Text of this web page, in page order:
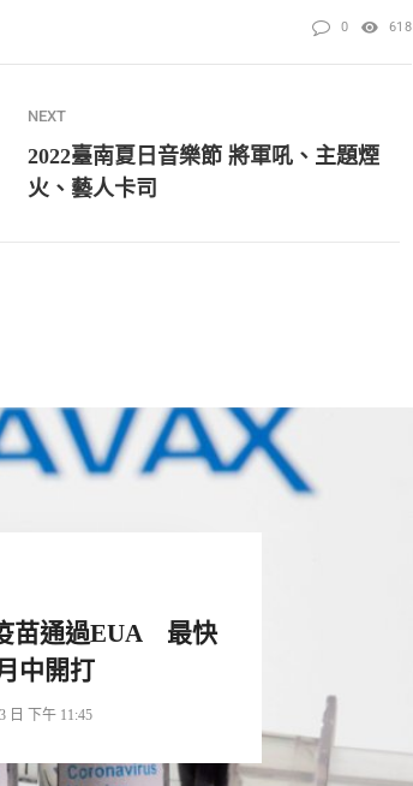
0 618
NEXT
2022臺南夏日音樂節 將軍吼、主題煙
火、藝人卡司
苗通過EUA 最快
中開打
日 下午 11:45